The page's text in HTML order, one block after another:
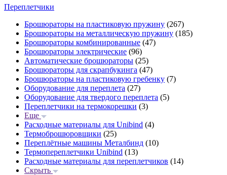
Переплетчики
Брошюраторы на пластиковую пружину (267)
Брошюраторы на металлическую пружину (185)
Брошюраторы комбинированные (47)
Брошюраторы электрические (96)
Автоматические брошюраторы (25)
Брошюраторы для скрапбукинга (47)
Брошюраторы на пластиковую гребенку (7)
Оборудование для переплета (27)
Оборудование для твердого переплета (5)
Переплетчики на термокорешки (3)
Еще
Расходные материалы для Unibind (4)
Термоброшюровщики (25)
Переплётные машины Металбинд (10)
Термопереплетчики Unibind (13)
Расходные материалы для переплетчиков (14)
Скрыть